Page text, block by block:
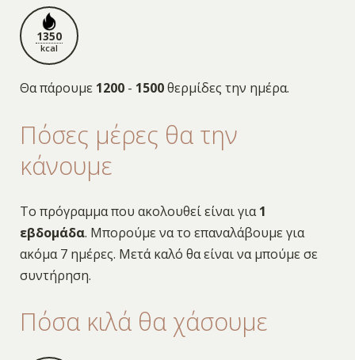
1350
kcal
Θα πάρουμε 1200- 1500θερμίδες την ημέρα.
Πόσες μέρες θα την
κάνουμε
Το πρόγραμμα που ακολουθεί είναι για1
εβδομάδα. Μπορούμε να το επαναλάβουμε για
ακόμα 7 ημέρες. Μετά καλό θα είναι να μπούμε σε
συντήρηση.
Πόσα κιλά θα χάσουμε